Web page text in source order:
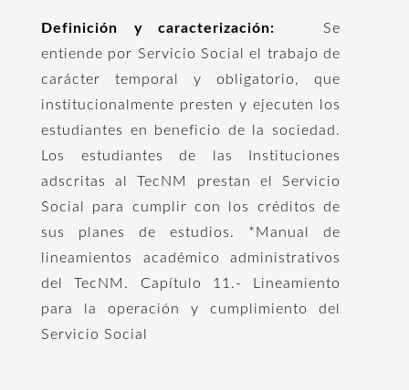
Definición y caracterización: Se
entiende por Servicio Social el trabajo de
carácter temporal y obligatorio, que
institucionalmente presten y ejecuten los
estudiantes en beneficio de la sociedad.
Los estudiantes de las Instituciones
adscritas al TecNM prestan el Servicio
Social para cumplir con los créditos de
sus planes de estudios. *Manual de
lineamientos académico administrativos
del TecNM. Capítulo 11.- Lineamiento
para la operación y cumplimiento del
Servicio Social